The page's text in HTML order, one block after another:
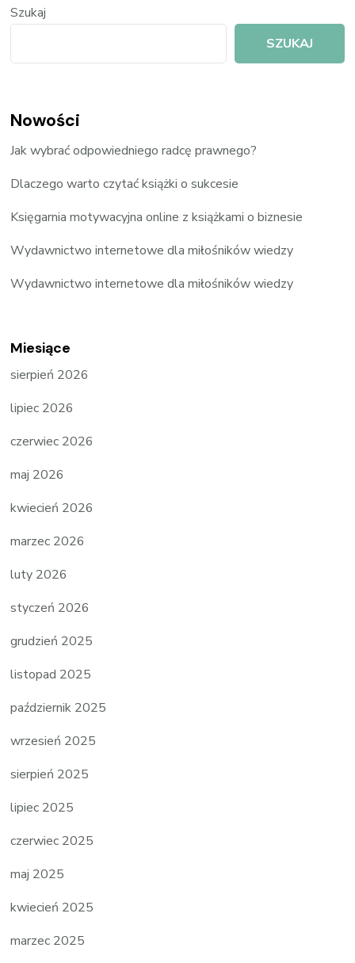
Szukaj
SZUKAJ
Nowości
Jak wybrać odpowiedniego radcę prawnego?
Dlaczego warto czytać książki o sukcesie
Księgarnia motywacyjna online z książkami o biznesie
Wydawnictwo internetowe dla miłośników wiedzy
Wydawnictwo internetowe dla miłośników wiedzy
Miesiące
sierpień 2026
lipiec 2026
czerwiec 2026
maj 2026
kwiecień 2026
marzec 2026
luty 2026
styczeń 2026
grudzień 2025
listopad 2025
październik 2025
wrzesień 2025
sierpień 2025
lipiec 2025
czerwiec 2025
maj 2025
kwiecień 2025
marzec 2025